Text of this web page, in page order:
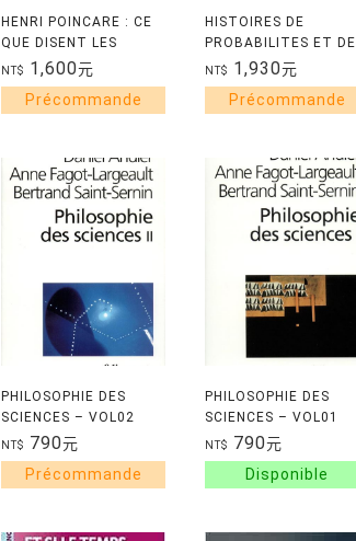
HENRI POINCARE : CE
QUE DISENT LES
CHOSES - QUAND
HENRI POINCARE
ECRIT POUR LES
NT$ 1,600元
HISTOIRES DE
PROBABILITES ET DE
STATISTIQUES
NT$ 1,930元
PHILOSOPHIE DES
SCIENCES – VOL02
NT$ 790元
PHILOSOPHIE DES
SCIENCES – VOL01
NT$ 790元